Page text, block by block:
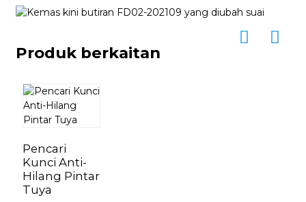
Produk berkaitan
Pencari
Kunci Anti-
Hilang Pintar
Tuya